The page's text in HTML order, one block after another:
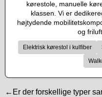
kørestole, manuelle
klassen. Vi er
højtydende
og
Elektrisk kørestol i kulfiber
←Er der forskellige typer